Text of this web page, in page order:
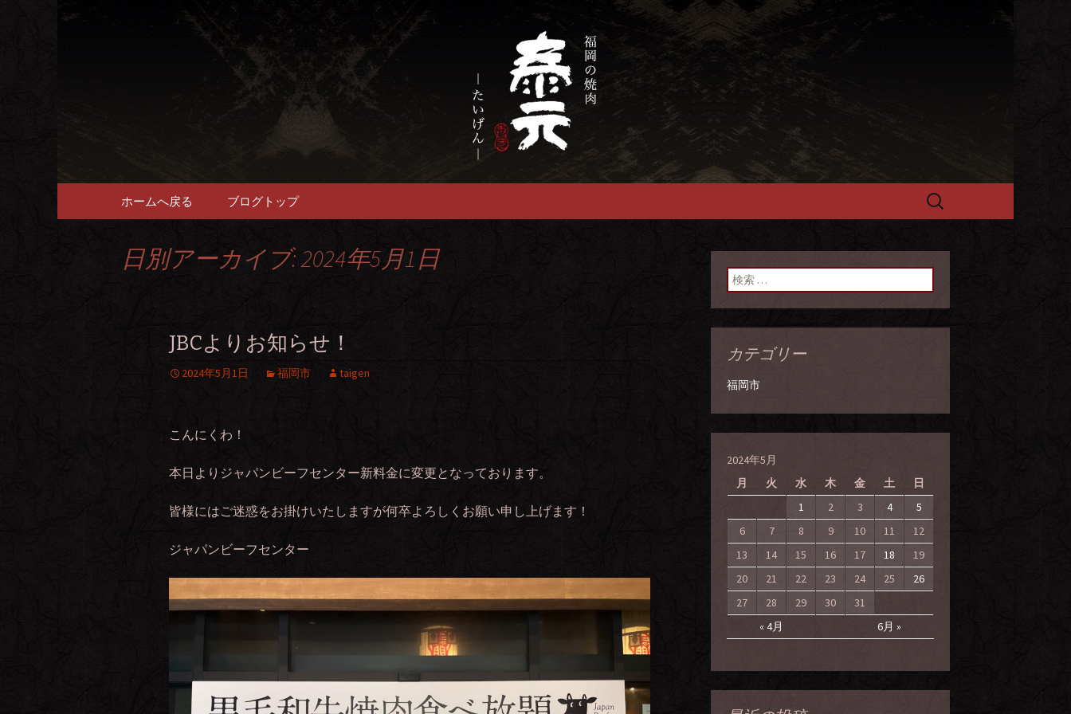
福岡市、畜産農家直送の厳選黒毛和牛を
愉しめる焼肉店
畜産農家直送の厳選肉が自慢の福岡市の焼肉『泰元』
コンテンツへ移動
ホームへ戻る ブログトップ
検
日別アーカイブ: 2024年5月1日
JBCよりお知らせ！
2024年5月1日 福岡市 taigen
こんにくわ！
本日よりジャパンビーフセンター新料金に変更となっております。
皆様にはご迷惑をお掛けいたしますが何卒よろしくお願い申し上げます！
ジャパンビーフセンター
検索:
カテゴリー
福岡市
2024年5月
月
火 水 木 金 土 日
« 4月 6月 »
1 2 3 4
5
6
7 8 9 10 11
12
13
14 15 16 17 18
19
20
21 22 23 24 25
26
27
28 29 30 31